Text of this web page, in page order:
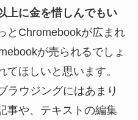
上に金を惜しんでもい
とChromebookが広まれ
が売られるでしょ
てほしいと思います。
ラウジングにはあまり
事や、テキストの編集